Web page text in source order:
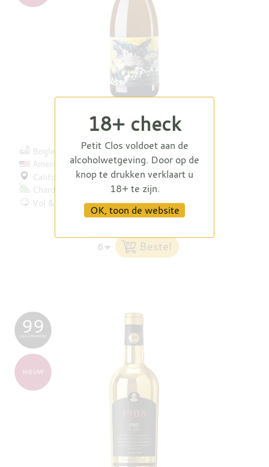
Juggernaut Chardonnay 2022
Bogle Vineyards
Amerika
Californië
Chardonnay
Vol & rijk
99
LUCA MARONI
NIEUW
18+ check
Petit Clos voldoet aan de
alcoholwetgeving. Door op de
knop te drukken verklaart u
18+ te zijn.
OK, toon de website